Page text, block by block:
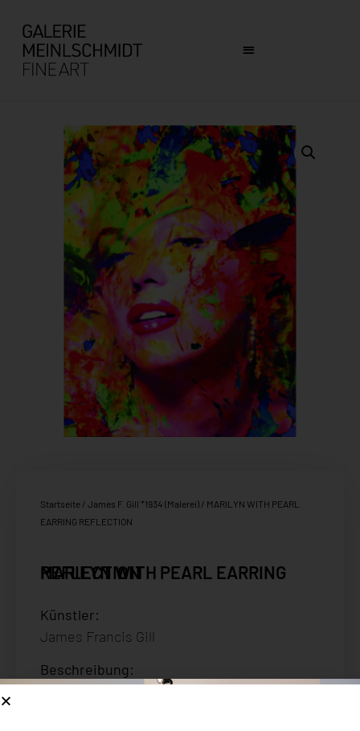
Startseite / James F. Gill *1934 (Malerei) / MARILYN WITH PEARL
EARRING REFLECTION
MARILYN WITH PEARL EARRING REFLECTION
Künstler:
James Francis Gill
Beschreibung: